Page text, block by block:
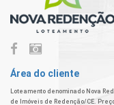
Área do cliente
Loteamento denominado Nova
de Imóveis de Redenção/CE.